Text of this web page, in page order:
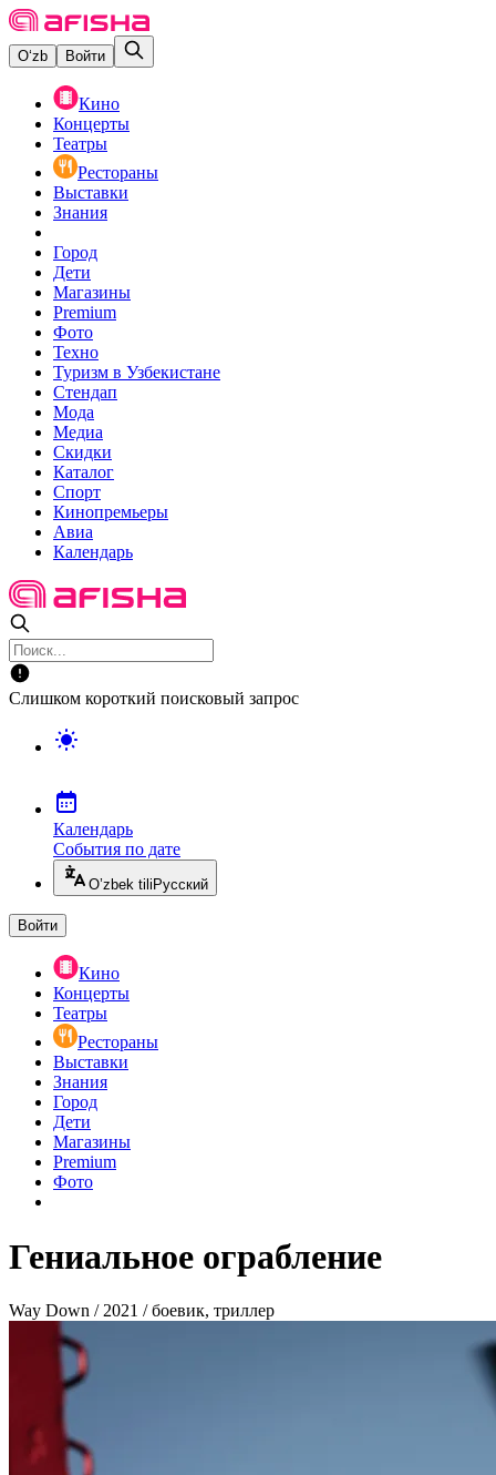
O‘zb Войти
Кино
Концерты
Театры
Рестораны
Выставки
Знания
Город
Дети
Магазины
Premium
Фото
Техно
Туризм в Узбекистане
Стендап
Мода
Медиа
Скидки
Каталог
Спорт
Кинопремьеры
Авиа
Календарь
Слишком короткий поисковый запрос
Календарь
События по дате
O’zbek tili Русский
Войти
Кино
Концерты
Театры
Рестораны
Выставки
Знания
Город
Дети
Магазины
Premium
Фото
Гениальное ограбление
Way Down / 2021 / боевик, триллер